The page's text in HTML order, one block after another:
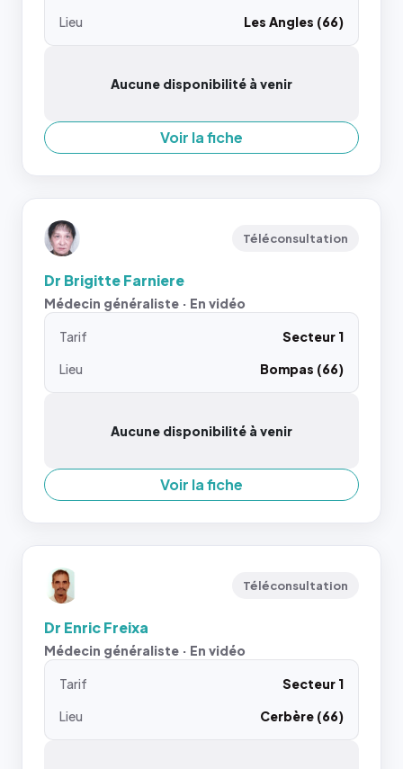
Lieu
Les Angles (66)
Aucune disponibilité à venir
Voir la fiche
Téléconsultation
Dr Brigitte Farniere
Médecin généraliste · En vidéo
Tarif
Secteur 1
Lieu
Bompas (66)
Aucune disponibilité à venir
Voir la fiche
Téléconsultation
Dr Enric Freixa
Médecin généraliste · En vidéo
Tarif
Secteur 1
Lieu
Cerbère (66)